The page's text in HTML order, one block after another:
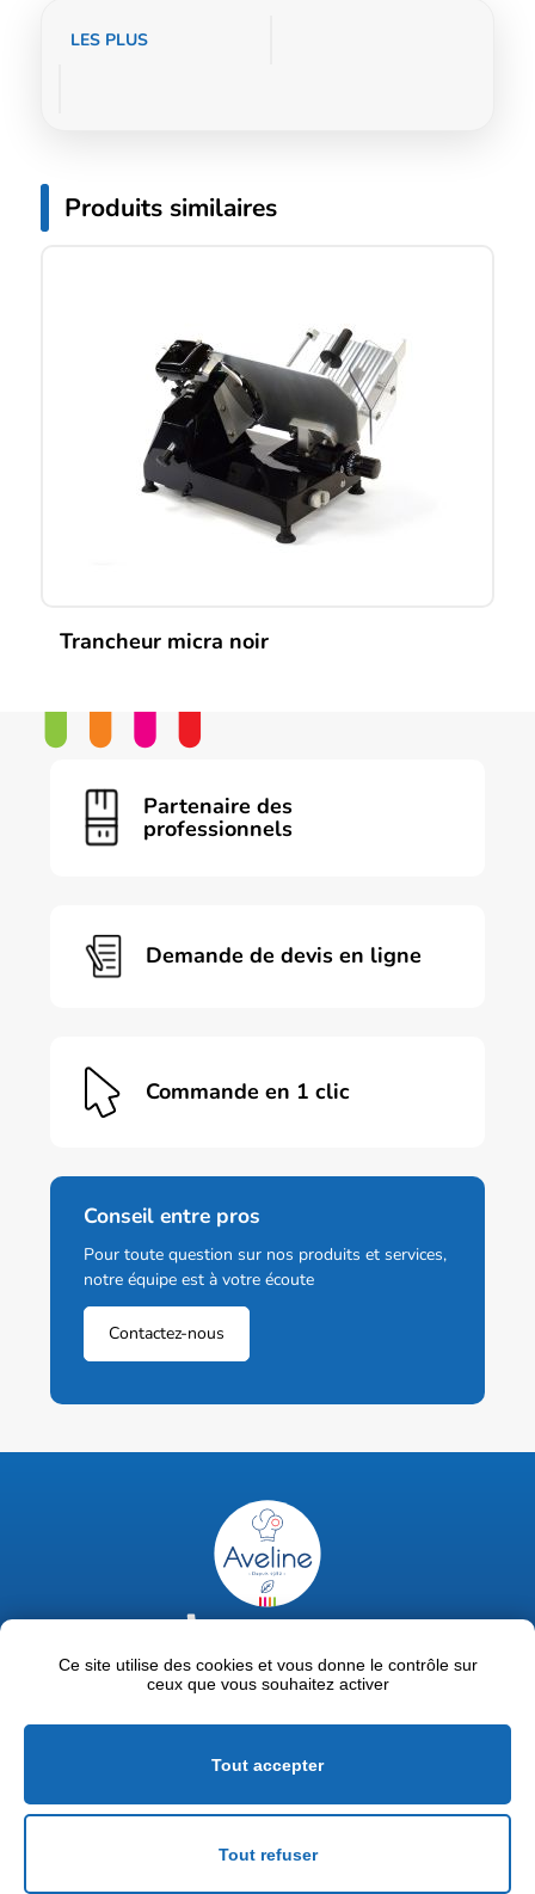
Informations
LES PLUS
Produits similaires
Trancheur micra noir
Partenaire des
professionnels
Demande de devis en ligne
Commande en 1 clic
Conseil entre pros
Pour toute question sur nos produits et services,
notre équipe est à votre écoute
Contactez-nous
02 47 63 18 92
contact@avelinepro.fr
Mentions légales
Politique de confidentialité
Ce site utilise des cookies et vous donne le contrôle sur
ceux que vous souhaitez activer
Tout accepter
Tout refuser